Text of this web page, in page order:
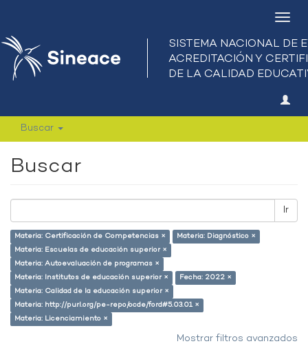
Buscar
Buscar
Ir
Materia: Certificación de Competencias ×
Materia: Diagnóstico ×
Materia: Escuelas de educación superior ×
Materia: Autoevaluación de programas ×
Materia: Institutos de educación superior ×
Fecha: 2022 ×
Materia: Calidad de la educación superior ×
Materia: http://purl.org/pe-repo/ocde/ford#5.03.01 ×
Materia: Licenciamiento ×
Mostrar filtros avanzados